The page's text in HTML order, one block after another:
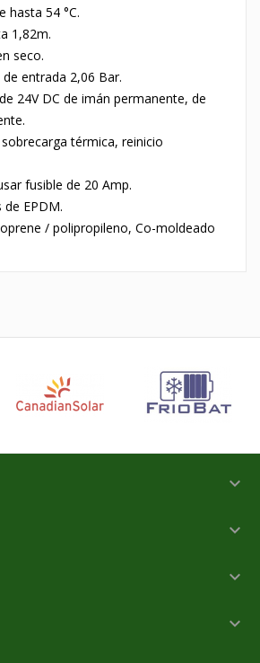
hasta 54 °C.
1,82m.
seco.
entrada 2,06 Bar.
24V DC de imán permanente, de
térmica, reinicio
fusible de 20 Amp.
de EPDM.
/ polipropileno, Co-moldeado



